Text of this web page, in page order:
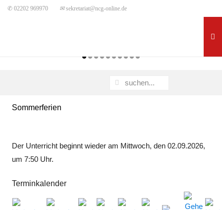
✆ 02202 969970 ✉sekretariat@ncg-online.de
Sommerferien
Der Unterricht beginnt wieder am Mittwoch, den 02.09.2026,
um 7:50 Uhr.
Terminkalender